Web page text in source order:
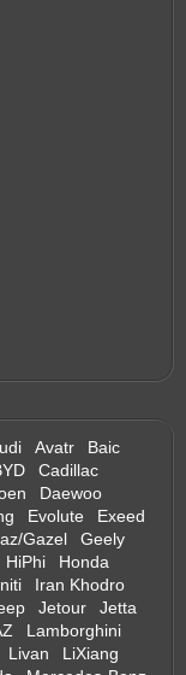
Avatr
Baic
Cadillac
Daewoo
Evolute
Exeed
Gazel
Geely
HiPhi
Honda
Iran Khodro
Jetour
Jetta
Lamborghini
Livan
LiXiang